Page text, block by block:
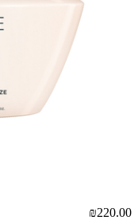
₪220.00